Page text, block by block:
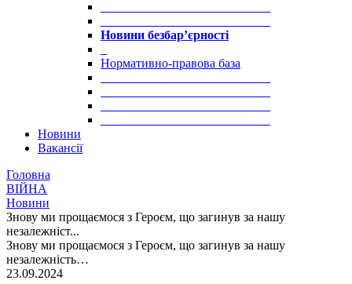
Новини безбар’єрності
Нормативно-правова база
Новини
Вакансії
Головна
ВІЙНА
Новини
Знову ми прощаємося з Героєм, що загинув за нашу
незалежніст...
Знову ми прощаємося з Героєм, що загинув за нашу
незалежність…
23.09.2024